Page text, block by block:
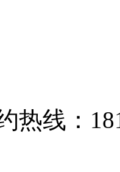
热线：